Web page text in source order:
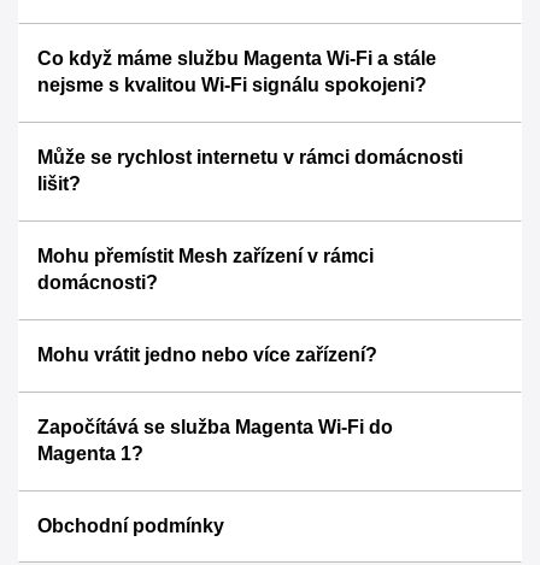
Co když máme službu Magenta Wi‑Fi a stále
nejsme s kvalitou Wi‑Fi signálu spokojeni?
Může se rychlost internetu v rámci domácnosti
lišit?
Mohu přemístit Mesh zařízení v rámci
domácnosti?
Mohu vrátit jedno nebo více zařízení?
Započítává se služba Magenta Wi‑Fi do
Magenta 1?
Obchodní podmínky